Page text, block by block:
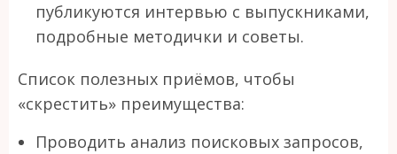
публикуются интервью с выпускниками,
подробные методички и советы.
Список полезных приёмов, чтобы
«скрестить» преимущества:
Проводить анализ поисковых запросов,